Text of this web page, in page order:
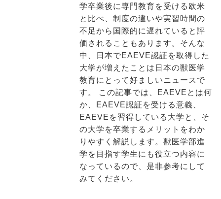
学卒業後に専門教育を受ける欧米
と比べ、制度の違いや実習時間の
不足から国際的に遅れていると評
価されることもあります。そんな
中、日本でEAEVE認証を取得した
大学が増えたことは日本の獣医学
教育にとって好ましいニュースで
す。 この記事では、EAEVEとは何
か、EAEVE認証を受ける意義、
EAEVEを習得している大学と、そ
の大学を卒業するメリットをわか
りやすく解説します。獣医学部進
学を目指す学生にも役立つ内容に
なっているので、是非参考にして
みてください。